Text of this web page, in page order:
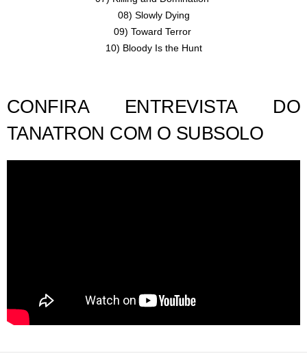
08) Slowly Dying
09) Toward Terror
10) Bloody Is the Hunt
CONFIRA ENTREVISTA DO
TANATRON COM O SUBSOLO